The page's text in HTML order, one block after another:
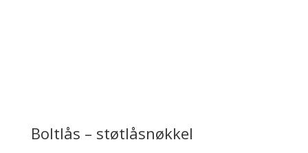
Boltlås – støtlåsnøkkel